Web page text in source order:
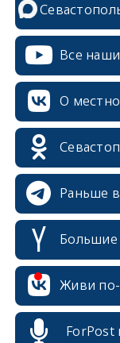
Все
О
Раньше
Живи по-
ForPost